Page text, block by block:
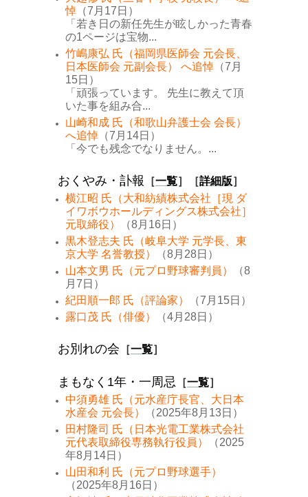
悼 （7月17日）
「若き日の新任先生が眩しかった青春
の1ページは宝物...
竹嶋康弘 氏（福岡県医師会 元会長、
日本医師会 元副会長） へ追悼 （7月
15日）
「頑張っています。 先生に教えて頂
いた事を組み合...
山崎和成 氏（和歌山弁護士会 会長）
へ追悼 （7月14日）
「今でも残念でなりません。...
おくやみ・訃報 ［一覧］［詳細版］
横江昭 氏（大和紡績株式会社［現 ダ
イワボウホールディングス株式会社］
元取締役）
（8月16日）
黒木登志夫 氏（岐阜大学 元学長、東
京大学 名誉教授）
（8月28日）
山本文男 氏（元プロ野球審判員）
（8
月7日）
紀田順一郎 氏（評論家）
（7月15日）
露口茂 氏（俳優）
（4月28日）
お別れの会 ［一覧］
まもなく1年・一周忌 ［一覧］
中須勇雄 氏（元水産庁長官、大日本
水産会 元会長）
（2025年8月13日）
田村隆司 氏（日本光電工業株式会社
元代表取締役専務執行役員）
（2025
年8月14日）
山田和利 氏（元プロ野球選手）
（2025年8月16日）